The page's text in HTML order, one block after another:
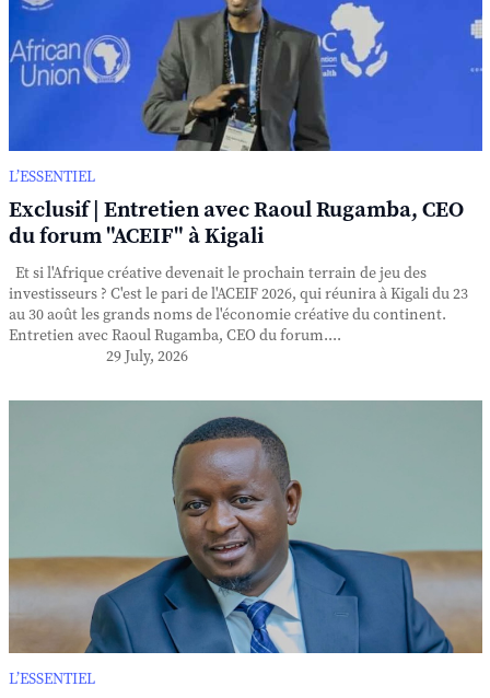
L’ESSENTIEL
Exclusif | Entretien avec Raoul Rugamba, CEO
du forum "ACEIF" à Kigali
Et si l'Afrique créative devenait le prochain terrain de jeu des
investisseurs ? C'est le pari de l'ACEIF 2026, qui réunira à Kigali du 23
au 30 août les grands noms de l'économie créative du continent.
Entretien avec Raoul Rugamba, CEO du forum....
29 July, 2026
L’ESSENTIEL